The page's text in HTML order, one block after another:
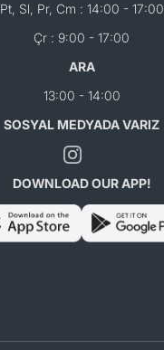
Pt, Sl, Pr, Cm : 14:00 - 17:00
Çr : 9:00 - 17:00
ARA
13:00 - 14:00
SOSYAL MEDYADA VARIZ
DOWNLOAD OUR APP!